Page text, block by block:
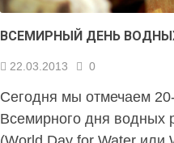
ВСЕМИРНЫЙ ДЕНЬ
22.03.2013 0
Сегодня мы отмечаем
Всемирного дня водных